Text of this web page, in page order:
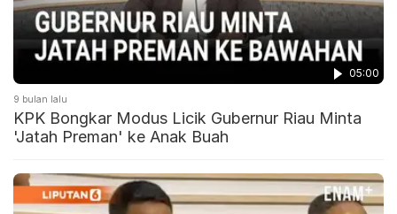
05:00
9 bulan lalu
KPK Bongkar Modus Licik Gubernur Riau Minta
'Jatah Preman' ke Anak Buah